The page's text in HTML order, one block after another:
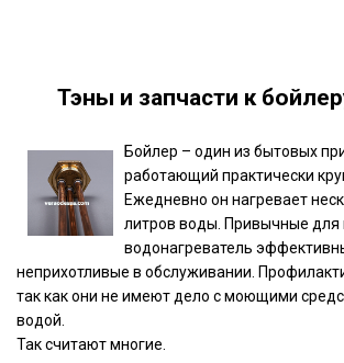
Тэны и запчасти к
Бойлер – один из бытовых
работающий практически
Ежедневно он нагревает
литров воды. Привычные для
водонагреватель
неприхотливые в обслуживании.
так как они не имеют дело с моющими
водой.
Так считают многие.